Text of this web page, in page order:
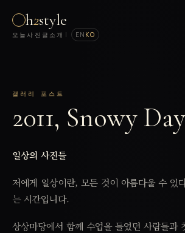
h2style
오늘 사진 글 소개 | EN KO
갤러리 포스트
2011, Snowy Day
일상의 사진들
저에게 일상이란, 모든 것이 아름다울 수 있
는 시간입니다.
상상마당에서 함께 수업을 들었던 사람들과